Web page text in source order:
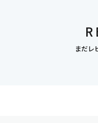
まだレ